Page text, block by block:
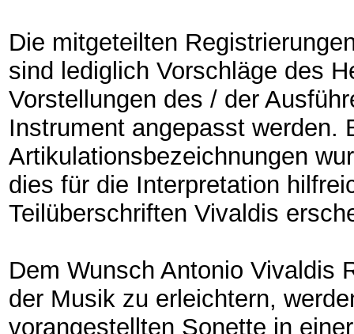
Die mitgeteilten
sind lediglich Vorschläge des
Vorstellungen des / der
Instrument angepasst werden.
Artikulationsbezeichnungen
dies für die Interpretation
Teilüberschriften Vivaldis
Dem Wunsch Antonio Vivaldis
der Musik zu erleichtern,
vorangestellten Sonette in